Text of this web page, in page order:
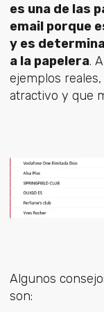
es una de las
email porque
y es
a la papelera.
ejemplos
atractivo y que
Algunos
son: